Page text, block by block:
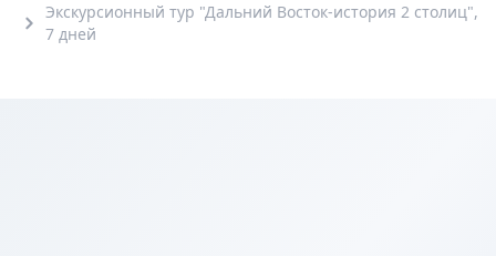
Экскурсионный тур "Дальний Восток-история 2 столиц",
7 дней